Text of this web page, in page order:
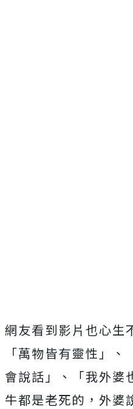
網友看到影片也心生
「萬物皆有靈性」
會說話」、「我外婆
牛都是老死的，外婆